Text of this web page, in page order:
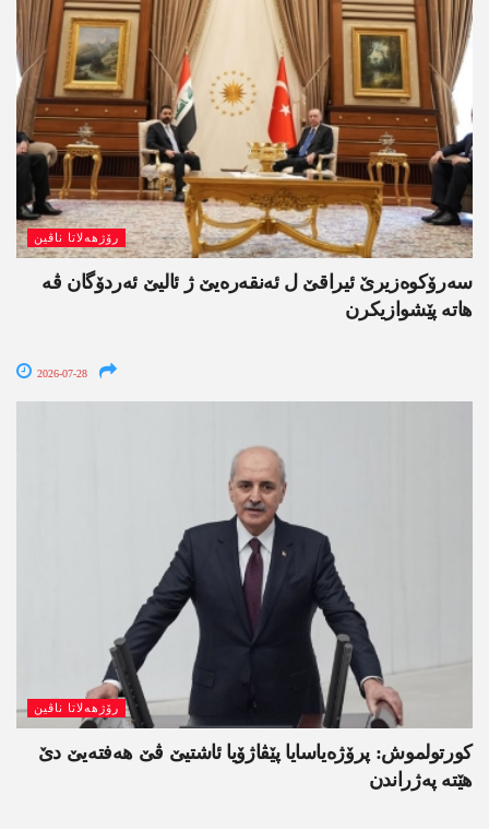
رۆژھەلاتا ناڤین
سەرۆکوەزیرێ ئیراقێ ل ئەنقەرەیێ ژ ئالیێ ئەردۆگان ڤە
ھاتە پێشوازیکرن
2026-07-28
رۆژھەلاتا ناڤین
کورتولموش: پرۆژەیاسایا پێڤاژۆیا ئاشتیێ ڤێ ھەفتەیێ دێ
هێتە پەژراندن